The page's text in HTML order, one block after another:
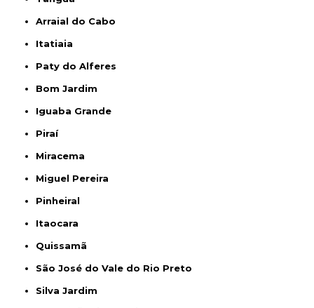
Arraial do Cabo
Itatiaia
Paty do Alferes
Bom Jardim
Iguaba Grande
Piraí
Miracema
Miguel Pereira
Pinheiral
Itaocara
Quissamã
São José do Vale do Rio Preto
Silva Jardim